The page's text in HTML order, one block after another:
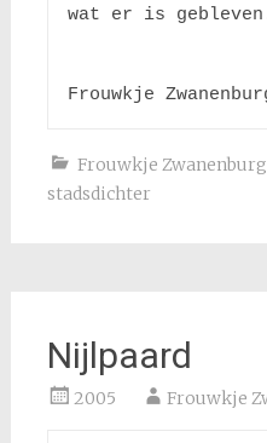
wat er is
Frouwkje
Frouwkje Zwanenburg
stadsdichter
Nijlpaard
2005 Frouwkje